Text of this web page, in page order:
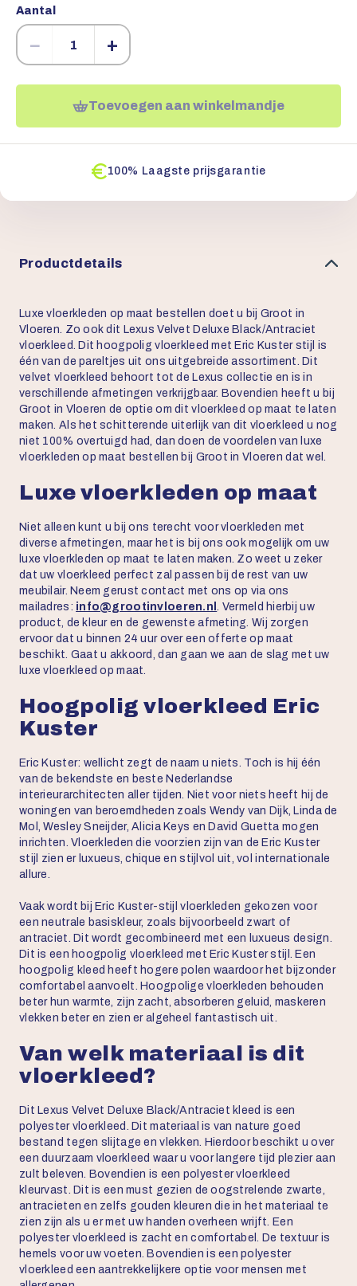
Aantal
− +
Toevoegen aan winkelmandje
100% Laagste prijsgarantie
Productdetails
Luxe vloerkleden op maat bestellen doet u bij Groot in
Vloeren. Zo ook dit Lexus Velvet Deluxe Black/Antraciet
vloerkleed. Dit hoogpolig vloerkleed met Eric Kuster stijl is
één van de pareltjes uit ons uitgebreide assortiment. Dit
velvet vloerkleed behoort tot de Lexus collectie en is in
verschillende afmetingen verkrijgbaar. Bovendien heeft u bij
Groot in Vloeren de optie om dit vloerkleed op maat te laten
maken. Als het schitterende uiterlijk van dit vloerkleed u nog
niet 100% overtuigd had, dan doen de voordelen van luxe
vloerkleden op maat bestellen bij Groot in Vloeren dat wel.
Luxe vloerkleden op maat
Niet alleen kunt u bij ons terecht voor vloerkleden met
diverse afmetingen, maar het is bij ons ook mogelijk om uw
luxe vloerkleden op maat te laten maken. Zo weet u zeker
dat uw vloerkleed perfect zal passen bij de rest van uw
meubilair. Neem gerust contact met ons op via ons
mailadres: info@grootinvloeren.nl. Vermeld hierbij uw
product, de kleur en de gewenste afmeting. Wij zorgen
ervoor dat u binnen 24 uur over een offerte op maat
beschikt. Gaat u akkoord, dan gaan we aan de slag met uw
luxe vloerkleed op maat.
Hoogpolig vloerkleed Eric
Kuster
Eric Kuster: wellicht zegt de naam u niets. Toch is hij één
van de bekendste en beste Nederlandse
interieurarchitecten aller tijden. Niet voor niets heeft hij de
woningen van beroemdheden zoals Wendy van Dijk, Linda de
Mol, Wesley Sneijder, Alicia Keys en David Guetta mogen
inrichten. Vloerkleden die voorzien zijn van de Eric Kuster
stijl zien er luxueus, chique en stijlvol uit, vol internationale
allure.
Vaak wordt bij Eric Kuster-stijl vloerkleden gekozen voor
een neutrale basiskleur, zoals bijvoorbeeld zwart of
antraciet. Dit wordt gecombineerd met een luxueus design.
Dit is een hoogpolig vloerkleed met Eric Kuster stijl. Een
hoogpolig kleed heeft hogere polen waardoor het bijzonder
comfortabel aanvoelt. Hoogpolige vloerkleden behouden
beter hun warmte, zijn zacht, absorberen geluid, maskeren
vlekken beter en zien er algeheel fantastisch uit.
Van welk materiaal is dit
vloerkleed?
Dit Lexus Velvet Deluxe Black/Antraciet kleed is een
polyester vloerkleed. Dit materiaal is van nature goed
bestand tegen slijtage en vlekken. Hierdoor beschikt u over
een duurzaam vloerkleed waar u voor langere tijd plezier aan
zult beleven. Bovendien is een polyester vloerkleed
kleurvast. Dit is een must gezien de oogstrelende zwarte,
antracieten en zelfs gouden kleuren die in het materiaal te
zien zijn als u er met uw handen overheen wrijft. Een
polyester vloerkleed is zacht en comfortabel. De textuur is
hemels voor uw voeten. Bovendien is een polyester
vloerkleed een aantrekkelijkere optie voor mensen met